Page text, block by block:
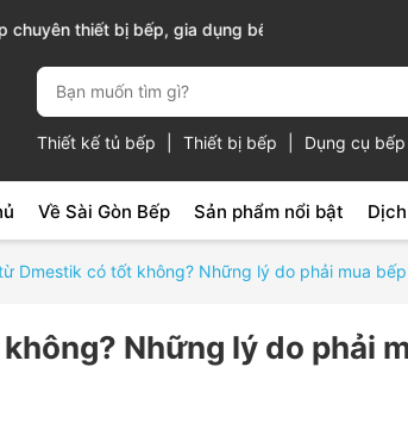
bếp cao cấp
Thiết kế tủ bếp Thiết bị bếp Dụng cụ bếp
Về Sài Gòn Bếp Sản phẩm nổi bật
Dmestik có tốt không? Những lý do phải mua
Những lý do phải